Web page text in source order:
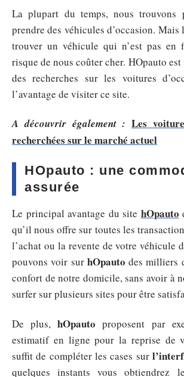
La plupart du temps, nous trouvons
prendre des véhicules d’occasion. Mais
trouver un véhicule qui n’est pas
risque de nous coûter cher. HOpauto
des recherches sur les voitures
l’avantage de visiter ce site.
A découvrir également : Les
recherchées sur le marché actuel
HOpauto : une
assurée
Le principal avantage du site hOpauto
qu’il nous offre sur toutes les
l’achat ou la revente de votre véhicule
pouvons voir sur hOpauto des milliers
confort de notre domicile, sans avoir à
surfer sur plusieurs sites pour être
De plus,hOpauto proposent par
estimatif en ligne pour la reprise de
suffit de compléter les cases sur
quelques instants vous obtiendrez